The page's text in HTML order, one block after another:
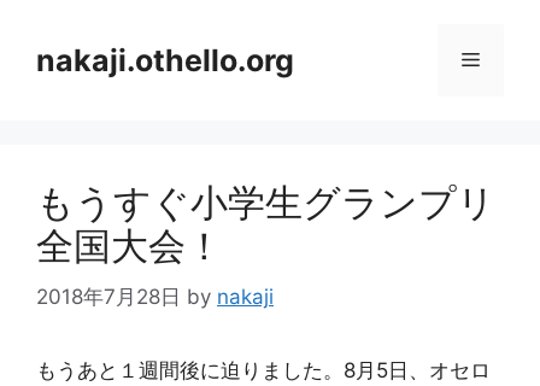
nakaji.othello.org メ
ュ
もうすぐ小学生グランプリ
全国大会！
2018年7月28日 by nakaji
もうあと１週間後に迫りました。8月5日、オセロ